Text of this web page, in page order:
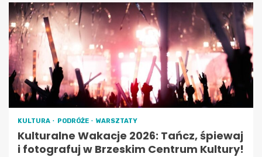
KULTURA PODRÓŻE WARSZTATY
Kulturalne Wakacje 2026: Tańcz, śpiewaj
i fotografuj w Brzeskim Centrum Kultury!